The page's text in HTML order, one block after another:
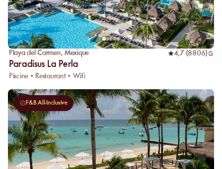
Playa del Carmen, Mexique 4,7(8806)
Paradisus La Perla
Piscine • Restaurant • Wifi
F&B All-Inclusive